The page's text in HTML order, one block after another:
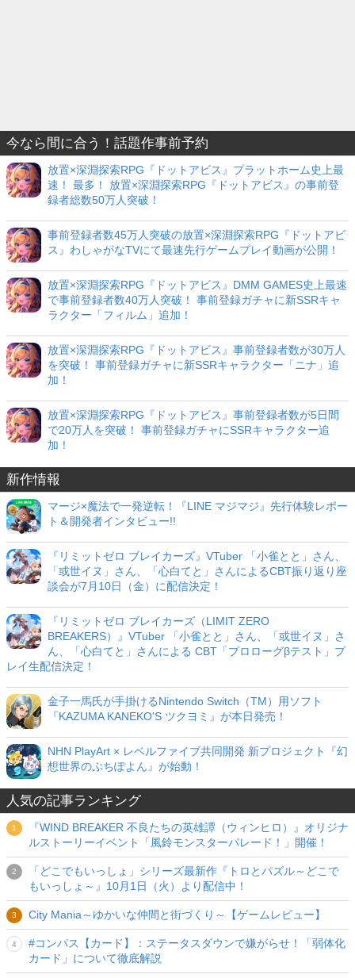
今なら間に合う！話題作事前予約
放置×深淵探索RPG『ドットアビス』プラットホーム史上最
速！ 最多！ 放置×深淵探索RPG『ドットアビス』の事前登
録者総数50万人突破！
事前登録者数45万人突破の放置×深淵探索RPG『ドットアビ
ス』わしゃがなTVにて最速先行ゲームプレイ動画が公開！
放置×深淵探索RPG『ドットアビス』DMM GAMES史上最速
で事前登録者数40万人突破！ 事前登録ガチャに新SSRキャ
ラクター「フィルム」追加！
放置×深淵探索RPG『ドットアビス』事前登録者数が30万人
を突破！ 事前登録ガチャに新SSRキャラクター「ニナ」追
加！
放置×深淵探索RPG『ドットアビス』事前登録者数が5日間
で20万人を突破！ 事前登録ガチャにSSRキャラクター追
加！
新作情報
マージ×魔法で一発逆転！『LINE マジマジ』先行体験レポー
ト＆開発者インタビュー!!
『リミットゼロ ブレイカーズ』VTuber 「小雀とと」さん、
「或世イヌ」さん、「心白てと」さんによるCBT振り返り座
談会が7月10日（金）に配信決定！
『リミットゼロ ブレイカーズ（LIMIT ZERO
BREAKERS）』VTuber 「小雀とと」さん、「或世イヌ」さ
ん、「心白てと」さんによる CBT「プロローグβテスト」プ
レイ生配信決定！
金子一馬氏が手掛けるNintendo Switch（TM）用ソフト
『KAZUMA KANEKO'S ツクヨミ』が本日発売！
NHN PlayArt × レベルファイブ共同開発 新プロジェクト『幻
想世界のぷちぽよん』が始動！
人気の記事ランキング
『WIND BREAKER 不良たちの英雄譚（ウィンヒロ）』オリジナ
ルストーリーイベント「風鈴モンスターパレード！」開催！
「どこでもいっしょ」シリーズ最新作『トロとパズル～どこで
もいっしょ～』10月1日（火）より配信中！
City Mania～ゆかいな仲間と街づくり～【ゲームレビュー】
#コンパス【カード】：ステータスダウンで嫌がらせ！「弱体化
カード」について徹底解説